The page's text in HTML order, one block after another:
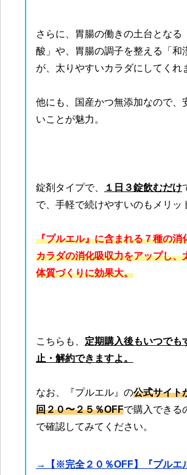
さらに、胃腸の働きの土台となる
酸」や、胃腸の調子を整える「和
が、太りやすいカラダにしてくれ
他にも、国産かつ無添加なので、
いことが魅力。
錠剤タイプで、 １日３錠飲むだけ
で、手軽で続けやすいのもメリッ
『プルエル』に含まれる７種の消
カラダの消化吸収力をアップし、
体質づくりに効果大。
こちらも、 定期購入後もいつでも
止・解約できますよ。
なお、『プルエル』の公式サイト
回２０〜２５％OFFで購入できる
で確認してみてください。
→【※完全２０％OFF】『プルエ